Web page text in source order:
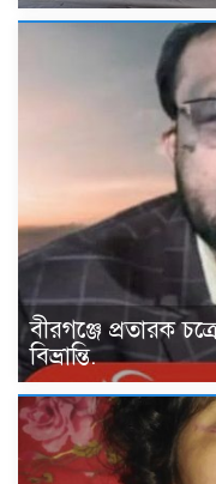
বীরগঞ্জে প্রতারক
বিভ্রান্তি.